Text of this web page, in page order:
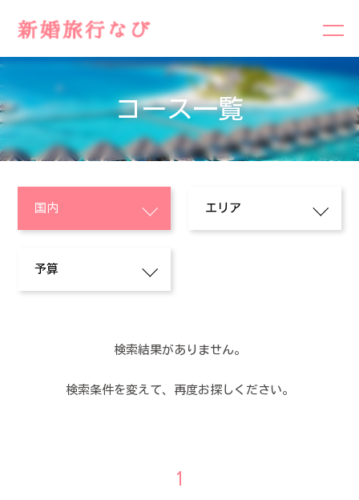
コース一覧
検索結果がありません。
検索条件を変えて、再度お探しください。
1